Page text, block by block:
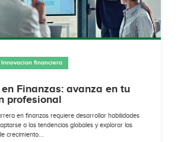
Innovacion financiera
Finanzas: avanza en tu
profesional
en finanzas requiere desarrollar habilidades
a las tendencias globales y explorar las
crecimiento...